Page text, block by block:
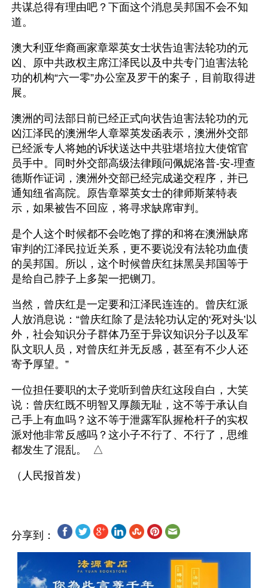
共谋总得有理由吧？下面这个消息吴邦国不会不知
道。
澳大利亚华裔画家章翠英女士状告迫害法轮功的元
凶、原中共政权主席江泽民以及中共专门迫害法轮
功的机构“六一零”办公室及罗干的案子，目前取得进
展。
澳洲的司法部日前已经正式向状告迫害法轮功的元
凶江泽民的澳洲华人章翠英发函表示，澳洲外交部
已经派专人将她的诉状送达中共驻堪培拉大使馆官
员手中。同时外交部高级法律顾问佩妮洛普-安-理查
德斯作证词，澳洲外交部已经完成递交程序，并已
通知纽省高院。原告章翠英女士的律师斯莱特表
示，如果被告不回应，将寻求缺席审判。
是个人这个时候都不会吃饱了撑的和将在澳洲缺席
审判的江泽民拉近关系，更不要说没有法轮功血债
的吴邦国。所以，这个时候曾庆红抹黑吴邦国等于
是给自己脖子上多架一把铡刀。
当然，曾庆红是一定要和江泽民连连的。曾庆红派
人放消息说：“曾庆红除了是法轮功认定的‘死对头’以
外，社会知识分子群体乃至于异议知识分子以及军
队文职人员，对曾庆红并无反感，甚至有不少人还
寄予厚望。”
一位担任要职的太子党听到曾庆红这段自白，大笑
说：曾庆红既不明智又厚颜无耻，这不等于承认自
己手上有血吗？这不等于泄露军队握枪杆子的实权
派对他非常反感吗？这小子不行了、不行了，思维
都发生了混乱。  △
分享到：